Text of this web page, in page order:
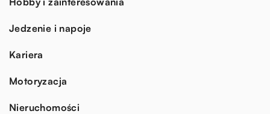
Jedzenie i napoje
Kariera
Motoryzacja
Nieruchomości